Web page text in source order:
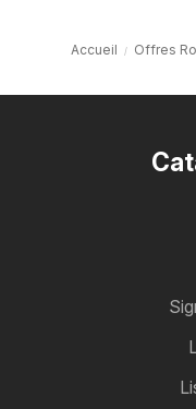
Accueil Offres